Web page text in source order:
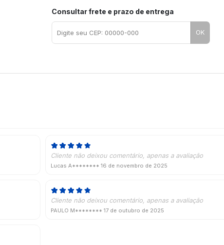
Consultar frete e prazo de entrega
OK
Cliente não deixou comentário, apenas a avaliação
Lucas A******** 16 de novembro de 2025
Cliente não deixou comentário, apenas a avaliação
PAULO M******** 17 de outubro de 2025